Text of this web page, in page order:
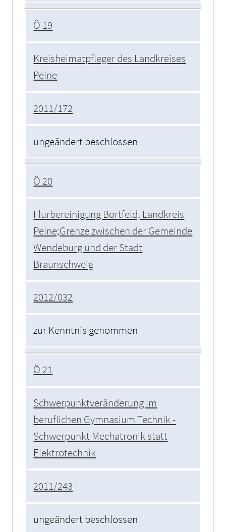
Ö 19
Kreisheimatpfleger des Landkreises
Peine
2011/172
ungeändert beschlossen
Ö 20
Flurbereinigung Bortfeld, Landkreis
Peine;Grenze zwischen der Gemeinde
Wendeburg und der Stadt
Braunschweig
2012/032
zur Kenntnis genommen
Ö 21
Schwerpunktveränderung im
beruflichen Gymnasium Technik -
Schwerpunkt Mechatronik statt
Elektrotechnik
2011/243
ungeändert beschlossen